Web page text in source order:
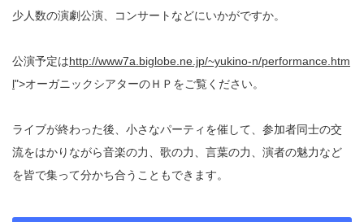
少人数の演劇公演、コンサートなどにいかがですか。
公演予定はhttp://www7a.biglobe.ne.jp/~yukino-n/performance.htm
l">オーガニックシアターのＨＰをご覧ください。
ライブが終わった後、小さなパーティを催して、参加者同士の交
流をはかりながら音楽の力、歌の力、言葉の力、演者の魅力など
を皆で集って分かち合うこともできます。